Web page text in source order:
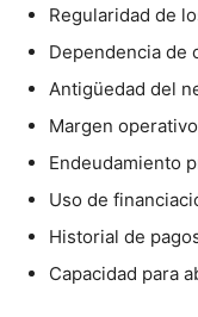
Regularidad de
Dependencia de
Antigüedad del
Margen operativo
Endeudamiento
Uso de
Historial de
Capacidad para